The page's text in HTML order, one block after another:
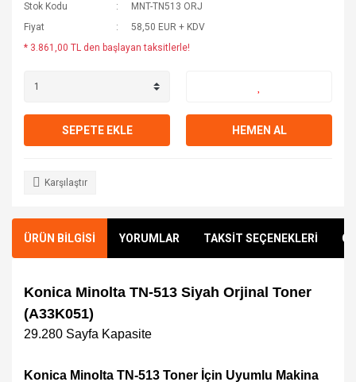
Stok Kodu
MNT-TN513 ORJ
Fiyat
58,50 EUR + KDV
* 3.861,00 TL den başlayan taksitlerle!
SEPETE EKLE HEMEN AL
Karşılaştır
ÜRÜN BİLGİSİ YORUMLAR TAKSİT SEÇENEKLERİ
Konica Minolta TN-513 Siyah Orjinal Toner
(A33K051)
29.280 Sayfa Kapasite
Konica Minolta TN-513 Toner İçin Uyumlu Makina